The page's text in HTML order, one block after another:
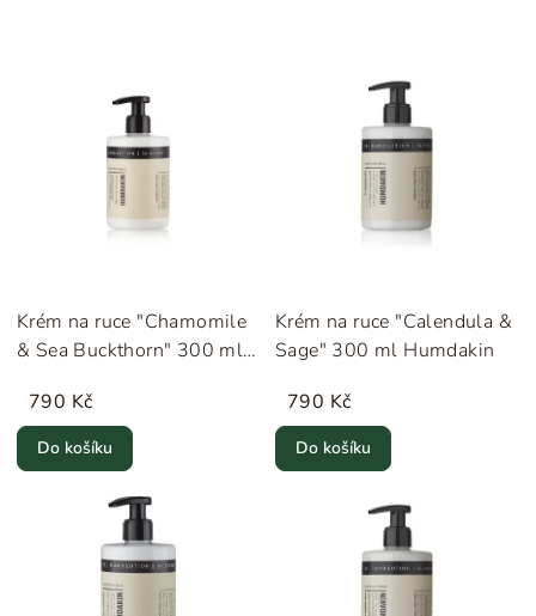
Krém na ruce "Chamomile
& Sea Buckthorn" 300 ml
790 Kč
Do košíku
Krém na ruce "Calendula &
Sage" 300 ml Humdakin
790 Kč
Do košíku